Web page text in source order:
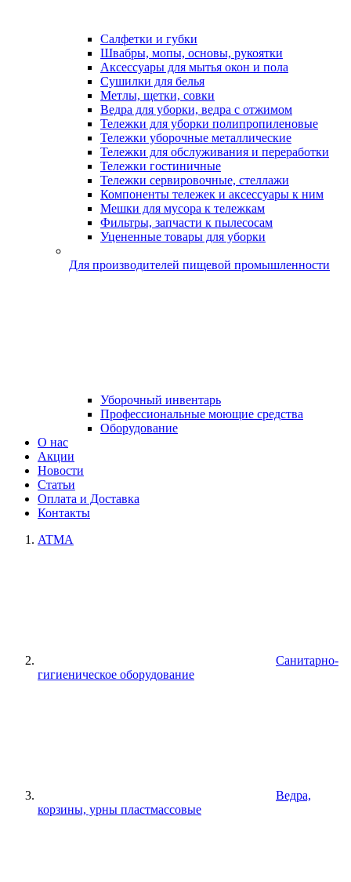
Салфетки и губки
Швабры, мопы, основы, рукоятки
Аксессуары для мытья окон и пола
Сушилки для белья
Метлы, щетки, совки
Ведра для уборки, ведра с отжимом
Тележки для уборки полипропиленовые
Тележки уборочные металлические
Тележки для обслуживания и переработки
Тележки гостиничные
Тележки сервировочные, стеллажи
Компоненты тележек и аксессуары к ним
Мешки для мусора к тележкам
Фильтры, запчасти к пылесосам
Уцененные товары для уборки
Для производителей пищевой промышленности
Уборочный инвентарь
Профессиональные моющие средства
Оборудование
О нас
Акции
Новости
Статьи
Оплата и Доставка
Контакты
ATMA
Санитарно-
гигиеническое оборудование
Ведра,
корзины, урны пластмассовые